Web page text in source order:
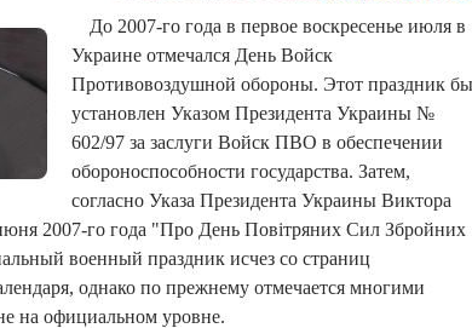
До 2007-го года в первое воскресенье июля в
Украине отмечался День Войск
Противовоздушной обороны. Этот праздник
установлен Указом Президента Украины №
602/97 за заслуги Войск ПВО в обеспечении
обороноспособности государства. Затем,
согласно Указа Президента Украины Виктора
2007-го года "Про День Повітряних Сил Збройних
военный праздник исчез со страниц
однако по прежнему отмечается многими
на официальном уровне.